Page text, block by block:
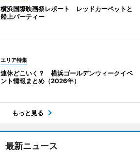
横浜国際映画祭レポート レッドカーペットと
船上パーティー
エリア特集
連休どこいく？ 横浜ゴールデンウィークイベ
ント情報まとめ（2026年）
もっと見る
最新ニュース